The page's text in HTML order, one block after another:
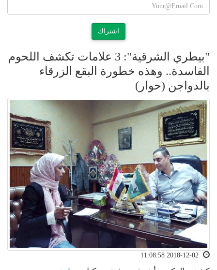
اشتراك
"بيطري الشرقية": 3 علامات تكشف اللحوم
الفاسدة.. وهذه خطورة البقع الزرقاء
بالدواجن (حوار)